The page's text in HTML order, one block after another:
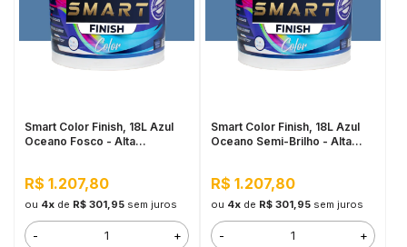
Smart Color Finish, 18L Azul
Oceano Fosco - Alta
R$ 1.207,80
ou 4xde R$ 301,95 sem juros
- +
Smart Color Finish, 18L Azul
Oceano Semi-Brilho - Alta
R$ 1.207,80
ou 4xde R$ 301,95 sem juros
- +